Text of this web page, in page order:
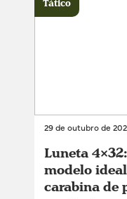
29 de outubro de
Luneta
modelo
carabina de
Tático